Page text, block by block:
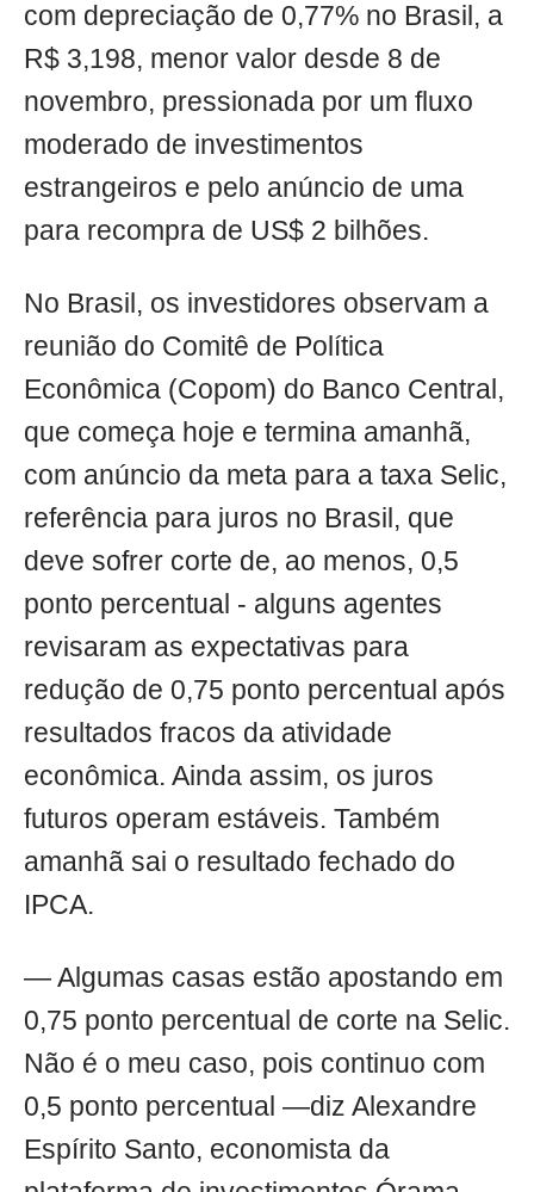
com depreciação de 0,77% no Brasil, a
R$ 3,198, menor valor desde 8 de
novembro, pressionada por um fluxo
moderado de investimentos
estrangeiros e pelo anúncio de uma
para recompra de US$ 2 bilhões.
No Brasil, os investidores observam a
reunião do Comitê de Política
Econômica (Copom) do Banco Central,
que começa hoje e termina amanhã,
com anúncio da meta para a taxa Selic,
referência para juros no Brasil, que
deve sofrer corte de, ao menos, 0,5
ponto percentual - alguns agentes
revisaram as expectativas para
redução de 0,75 ponto percentual após
resultados fracos da atividade
econômica. Ainda assim, os juros
futuros operam estáveis. Também
amanhã sai o resultado fechado do
IPCA.
— Algumas casas estão apostando em
0,75 ponto percentual de corte na Selic.
Não é o meu caso, pois continuo com
0,5 ponto percentual —diz Alexandre
Espírito Santo, economista da